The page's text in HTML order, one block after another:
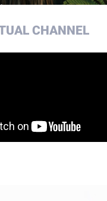
CHANNEL